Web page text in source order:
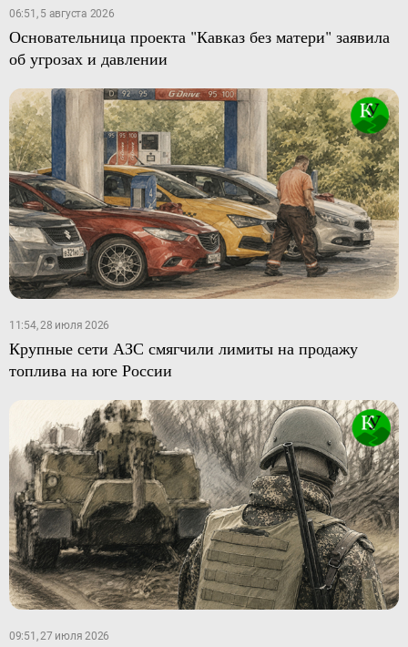
06:51, 5 августа 2026
Основательница проекта "Кавказ без матери" заявила
об угрозах и давлении
11:54, 28 июля 2026
Крупные сети АЗС смягчили лимиты на продажу
топлива на юге России
09:51, 27 июля 2026